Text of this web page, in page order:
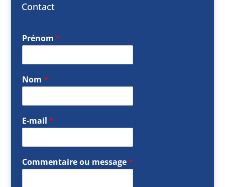
Contact
Prénom *
Nom *
E-mail *
Commentaire ou message*